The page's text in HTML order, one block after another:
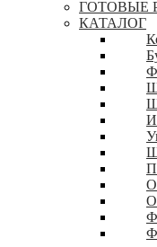
ГОТОВЫЕ
КАТАЛОГ